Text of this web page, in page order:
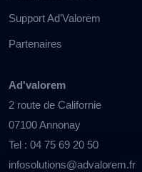
Support Ad’Valorem
Partenaires
Ad'valorem
2 route de Californie
07100 Annonay
Tel : 04 75 69 20 50
infosolutions@advalorem.fr